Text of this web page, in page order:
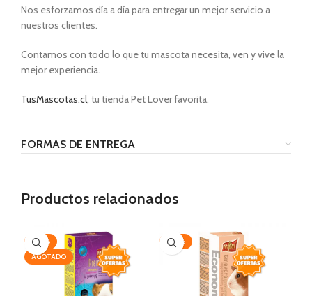
Nos esforzamos día a día para entregar un mejor servicio a
nuestros clientes.
Contamos con todo lo que tu mascota necesita, ven y vive la
mejor experiencia.
TusMascotas.cl, tu tienda Pet Lover favorita.
FORMAS DE ENTREGA
Productos relacionados
-30%
AGOTADO
-20%